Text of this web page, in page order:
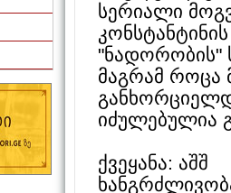
სერიალი
"ნადორობის"
მაგრამ როცა
იძულებულია
ქვეყანა: აშშ